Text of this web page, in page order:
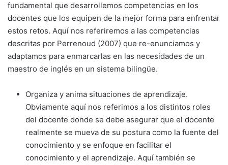
fundamental que desarrollemos competencias en los
docentes que los equipen de la mejor forma para enfrentar
estos retos. Aquí nos referiremos a las competencias
descritas por Perrenoud (2007) que re-enunciamos y
adaptamos para enmarcarlas en las necesidades de un
maestro de inglés en un sistema bilingüe.
Organiza y anima situaciones de aprendizaje.
Obviamente aquí nos referimos a los distintos roles
del docente donde se debe asegurar que el docente
realmente se mueva de su postura como la fuente del
conocimiento y se enfoque en facilitar el
conocimiento y el aprendizaje. Aquí también se